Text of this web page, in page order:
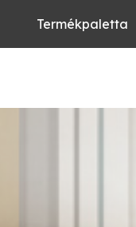
Termékpaletta